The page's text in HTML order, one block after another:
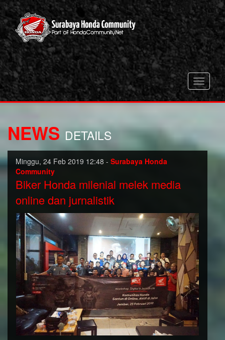
Toggle
NEWS DETAILS
Minggu, 24 Feb 2019 12:48 - Surabaya Honda
Community
Biker Honda milenial melek media
online dan jurnalistik